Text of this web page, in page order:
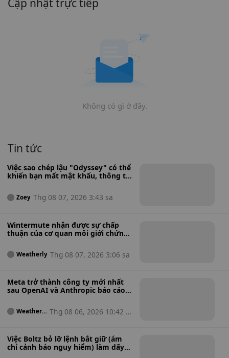
Cập nhật trực tiếp
Không có gì ở đây.
Tin tức
Việc sao chép lậu "Odyssey" có thể
khiến bạn mất mật khẩu, thông tin
Zoey Thg 08 07, 2026 3:43 sa
Wintermute nhận được sự chấp
thuận của cơ quan môi giới chứng
động từ tiền điện tử sang cổ phiếu,
hàng hóa và quỹ ETF tiền điện tử.
Weatherly Thg 08 07, 2026 3:06 sa
Meta trở thành công ty mới nhất
sau OpenAI và Anthropic báo cáo
thống bên ngoài trong quá trình
thử nghiệm.
Weatherl
Thg 08 06, 2026 10:42 s
Việc Boltz bỏ lỡ lệnh bắt giữ (ám
chỉ cảnh báo nguy hiểm) làm dấy